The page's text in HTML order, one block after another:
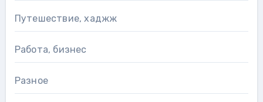
Путешествие, хаджж
Работа, бизнес
Разное